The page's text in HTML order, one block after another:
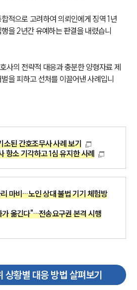
그룹소개
그룹소개
오시는 길
벌 파트너 로펌
업무사례
주요 업무사례
분석/최신동향
법률정보
법률지식인
고객후기
전체
적으로 고려하여 의뢰인에게 징역 1년
을 2년간 유예하는 판결을 내렸습니
사의 전략적 대응과 충분한 양형자료 제
을 피하고 선처를 이끌어낸 사례입니
소된 간호조무사 사례 보기
항소 기각하고 1심 유지한 사례
마비…노인 상대 불법 기기 체험방
옮긴다"…전송요구권 본격 시행
상황별 대응 방법 살펴보기